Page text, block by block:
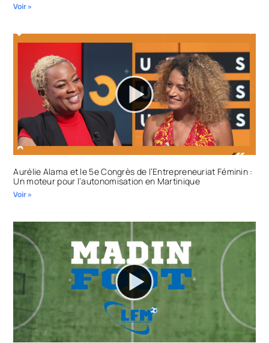
Voir »
Aurélie Alama et le 5e Congrès de l’Entrepreneuriat Féminin :
Un moteur pour l’autonomisation en Martinique
Voir »